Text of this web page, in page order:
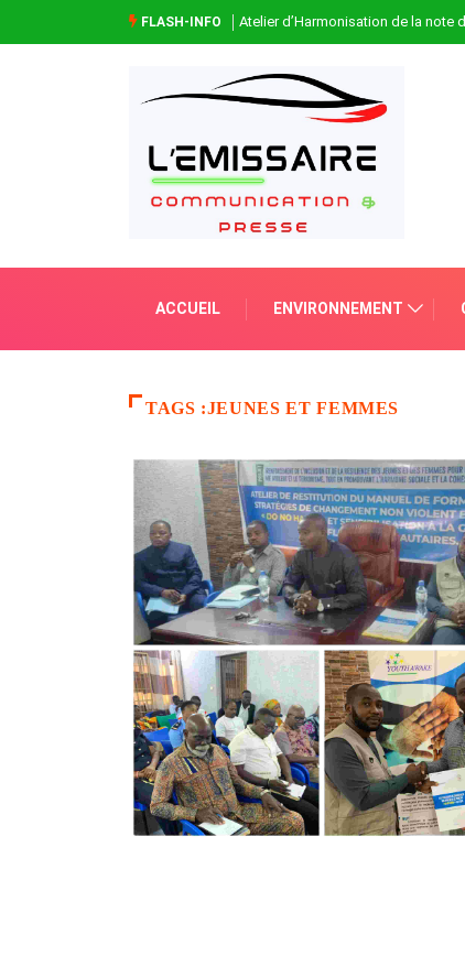
FLASH-INFO Atelier d’Harmonisation de la note
ACCUEIL ENVIRONNEMENT
TAGS :JEUNES ET FEMMES